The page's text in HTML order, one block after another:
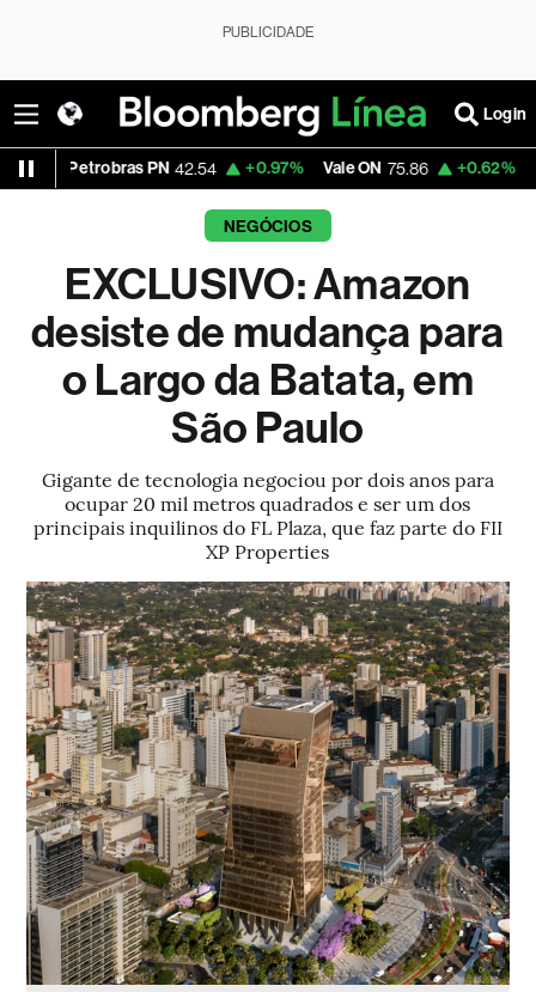
PUBLICIDADE
Login
42.54 +0.97% Vale ON 75.86 +0.62% Itaú PN 41.88
NEGÓCIOS
EXCLUSIVO: Amazon
desiste de mudança para
o Largo da Batata, em
São Paulo
Gigante de tecnologia negociou por dois anos para
ocupar 20 mil metros quadrados e ser um dos
principais inquilinos do FL Plaza, que faz parte do FII
XP Properties